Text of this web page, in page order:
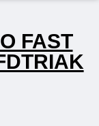
FAST